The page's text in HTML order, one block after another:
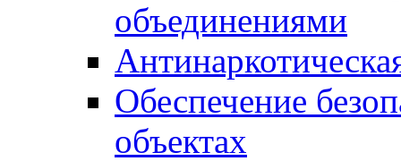
объединениями
Обеспечение
объектах